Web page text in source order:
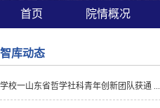
首页 院情概况
智库动态
学校一山东省哲学社科青年创新团队获通 ...